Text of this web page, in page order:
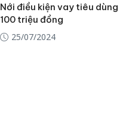
Nới điều kiện vay tiêu dùng
100 triệu đồng
25/07/2024